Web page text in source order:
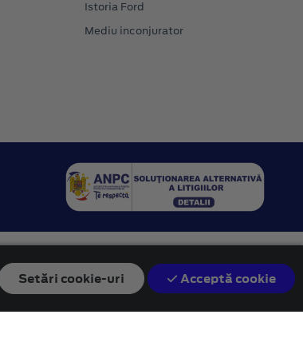
Istoria Ford
Mediu inconjurator
Setări cookie-uri Acceptă cookie